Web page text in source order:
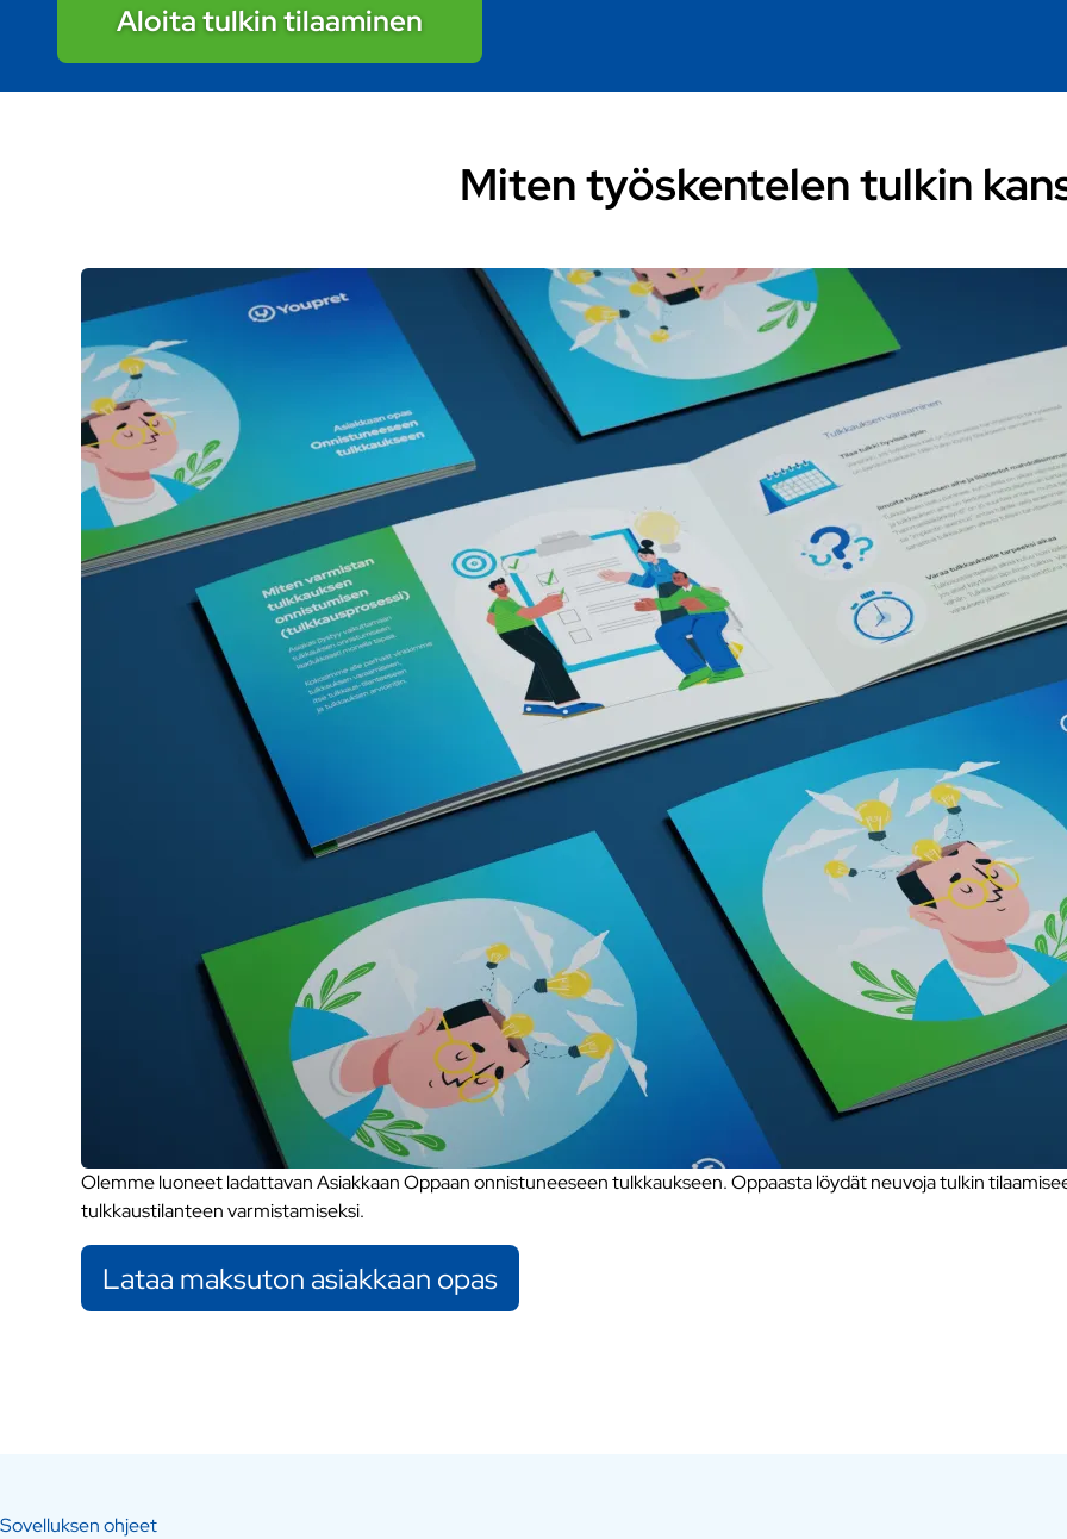
Aloita tulkin tilaaminen
Miten työskentelen tulkin
Olemme luoneet ladattavan Asiakkaan Oppaan onnistuneeseen tulkkaukseen. Oppaasta löydät neuvoja tulkin
tulkkaustilanteen varmistamiseksi.
Lataa maksuton asiakkaan opas
Sovelluksen ohjeet